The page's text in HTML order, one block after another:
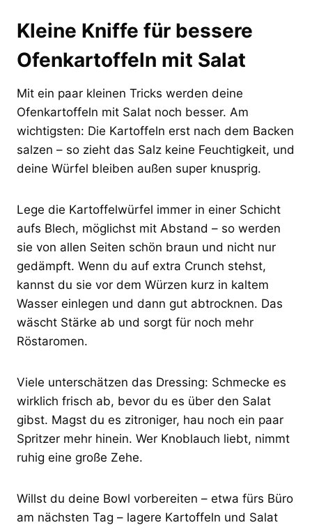
Kleine Kniffe für bessere
Ofenkartoffeln mit Salat
Mit ein paar kleinen Tricks werden deine
Ofenkartoffeln mit Salat noch besser. Am
wichtigsten: Die Kartoffeln erst nach dem Backen
salzen – so zieht das Salz keine Feuchtigkeit, und
deine Würfel bleiben außen super knusprig.
Lege die Kartoffelwürfel immer in einer Schicht
aufs Blech, möglichst mit Abstand – so werden
sie von allen Seiten schön braun und nicht nur
gedämpft. Wenn du auf extra Crunch stehst,
kannst du sie vor dem Würzen kurz in kaltem
Wasser einlegen und dann gut abtrocknen. Das
wäscht Stärke ab und sorgt für noch mehr
Röstaromen.
Viele unterschätzen das Dressing: Schmecke es
wirklich frisch ab, bevor du es über den Salat
gibst. Magst du es zitroniger, hau noch ein paar
Spritzer mehr hinein. Wer Knoblauch liebt, nimmt
ruhig eine große Zehe.
Willst du deine Bowl vorbereiten – etwa fürs Büro
am nächsten Tag – lagere Kartoffeln und Salat